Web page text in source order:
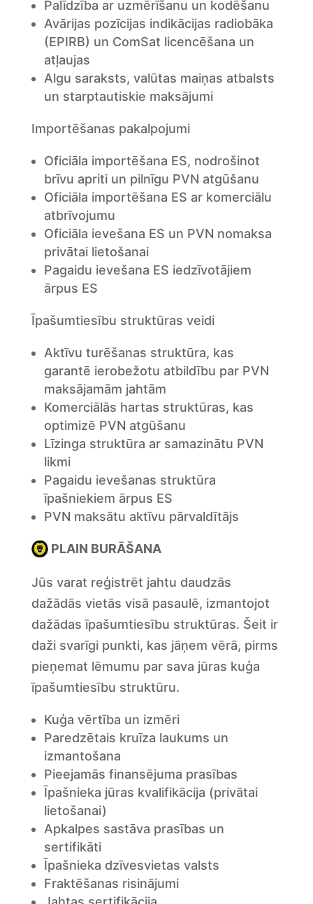
Palīdzība ar uzmērīšanu un kodēšanu
Avārijas pozīcijas indikācijas radiobāka
(EPIRB) un ComSat licencēšana un
atļaujas
Algu saraksts, valūtas maiņas atbalsts
un starptautiskie maksājumi
Importēšanas pakalpojumi
Oficiāla importēšana ES, nodrošinot
brīvu apriti un pilnīgu PVN atgūšanu
Oficiāla importēšana ES ar komerciālu
atbrīvojumu
Oficiāla ievešana ES un PVN nomaksa
privātai lietošanai
Pagaidu ievešana ES iedzīvotājiem
ārpus ES
Īpašumtiesību struktūras veidi
Aktīvu turēšanas struktūra, kas
garantē ierobežotu atbildību par PVN
maksājamām jahtām
Komerciālās hartas struktūras, kas
optimizē PVN atgūšanu
Līzinga struktūra ar samazinātu PVN
likmi
Pagaidu ievešanas struktūra
īpašniekiem ārpus ES
PVN maksātu aktīvu pārvaldītājs
PLAIN BURĀŠANA
Jūs varat reģistrēt jahtu daudzās
dažādās vietās visā pasaulē, izmantojot
dažādas īpašumtiesību struktūras. Šeit ir
daži svarīgi punkti, kas jāņem vērā, pirms
pieņemat lēmumu par sava jūras kuģa
īpašumtiesību struktūru.
Kuģa vērtība un izmēri
Paredzētais kruīza laukums un
izmantošana
Pieejamās finansējuma prasības
Īpašnieka jūras kvalifikācija (privātai
lietošanai)
Apkalpes sastāva prasības un
sertifikāti
Īpašnieka dzīvesvietas valsts
Fraktēšanas risinājumi